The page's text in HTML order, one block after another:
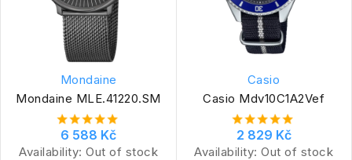
Mondaine
Mondaine MLE.41220.SM
6 588 Kč
Availability: Out of stock
Casio
Casio Mdv10C1A2Vef
2 829 Kč
Availability: Out of stock